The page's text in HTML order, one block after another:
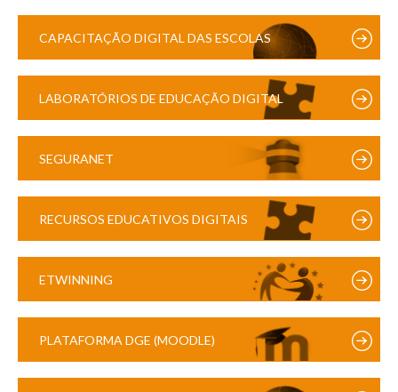
CAPACITAÇÃO DIGITAL DAS ESCOLAS
LABORATÓRIOS DE EDUCAÇÃO DIGITAL
SEGURANET
RECURSOS EDUCATIVOS DIGITAIS
ETWINNING
PLATAFORMA DGE (MOODLE)